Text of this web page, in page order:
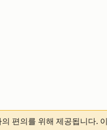
편의를 위해 제공됩니다.